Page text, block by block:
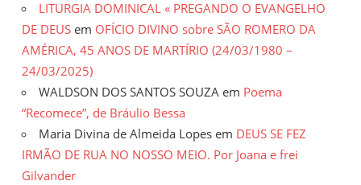
LITURGIA DOMINICAL « PREGANDO O EVANGELHO
DE DEUS em OFÍCIO DIVINO sobre SÃO ROMERO DA
AMÉRICA, 45 ANOS DE MARTÍRIO (24/03/1980 –
24/03/2025)
WALDSON DOS SANTOS SOUZA em Poema
“Recomece”, de Bráulio Bessa
Maria Divina de Almeida Lopes em DEUS SE FEZ
IRMÃO DE RUA NO NOSSO MEIO. Por Joana e frei
Gilvander